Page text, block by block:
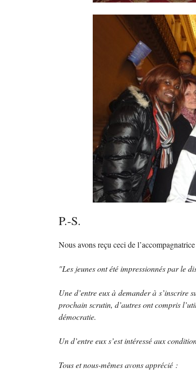
P.-S.
Nous avons reçu ceci de
"Les jeunes ont été impressionnés par le
Une d’entre eux à demander à
prochain scrutin, d’autres ont compris
démocratie.
Un d’entre eux s’est intéressé aux
Tous et nous-mêmes avons apprécié :